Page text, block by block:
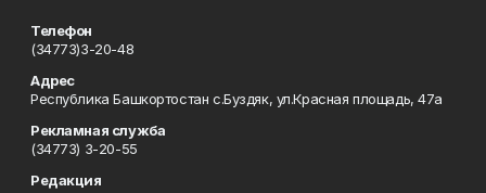
Телефон
(34773)3-20-48
Адрес
Республика Башкортостан с.Буздяк, ул.Красная площадь, 47а
Рекламная служба
(34773) 3-20-55
Редакция